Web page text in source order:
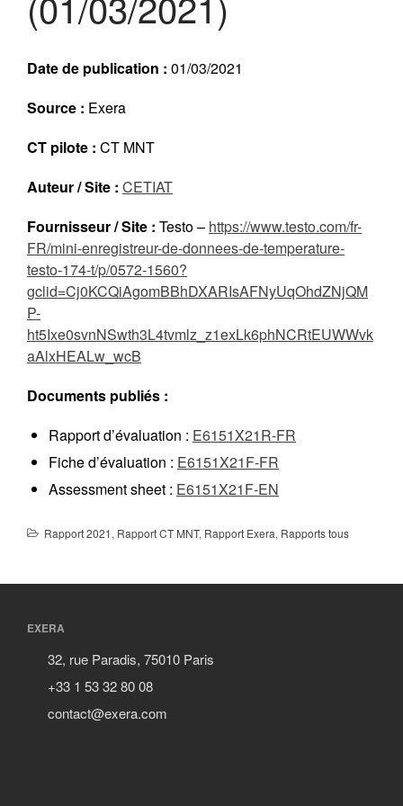
Réalisations récentes
Galerie
Demande d’inscription comme
Abonné
Date de publication : 01/03/2021
Source : Exera
CT pilote : CT MNT
Auteur / Site : CETIAT
Fournisseur / Site : Testo – https://www.testo.com/fr-
FR/mini-enregistreur-de-donnees-de-temperature-
testo-174-t/p/0572-1560?
gclid=Cj0KCQiAgomBBhDXARIsAFNyUqOhdZNjQM
P-
ht5Ixe0svnNSwth3L4tvmlz_z1exLk6phNCRtEUWWvk
aAlxHEALw_wcB
Documents publiés :
Rapport d’évaluation : E6151X21R-FR
Fiche d’évaluation : E6151X21F-FR
Assessment sheet : E6151X21F-EN
Rapport 2021, Rapport CT MNT, Rapport Exera, Rapports tous
EXERA
32, rue Paradis, 75010 Paris
+33 1 53 32 80 08
contact@exera.com